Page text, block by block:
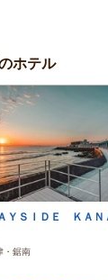
ホテル
ＹＳＩＤＥ ＫＡＮ
・鋸南